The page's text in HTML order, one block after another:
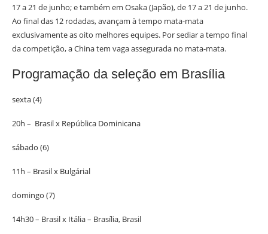
17 a 21 de junho; e também em Osaka (Japão), de 17 a 21 de junho.
Ao final das 12 rodadas, avançam à tempo mata-mata
exclusivamente as oito melhores equipes. Por sediar a tempo final
da competição, a China tem vaga assegurada no mata-mata.
Programação da seleção em Brasília
sexta (4)
20h – Brasil x República Dominicana
sábado (6)
11h – Brasil x Bulgárial
domingo (7)
14h30 – Brasil x Itália – Brasília, Brasil